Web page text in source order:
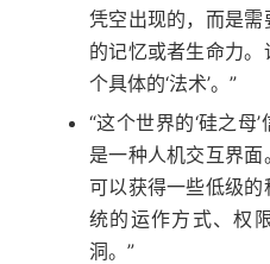
凭空出现的，而是
的记忆或者生命力
个具体的‘法术’。”
“这个世界的‘硅之母
是一种人机交互界面
可以获得一些低级
统的运作方式、权
洞。”